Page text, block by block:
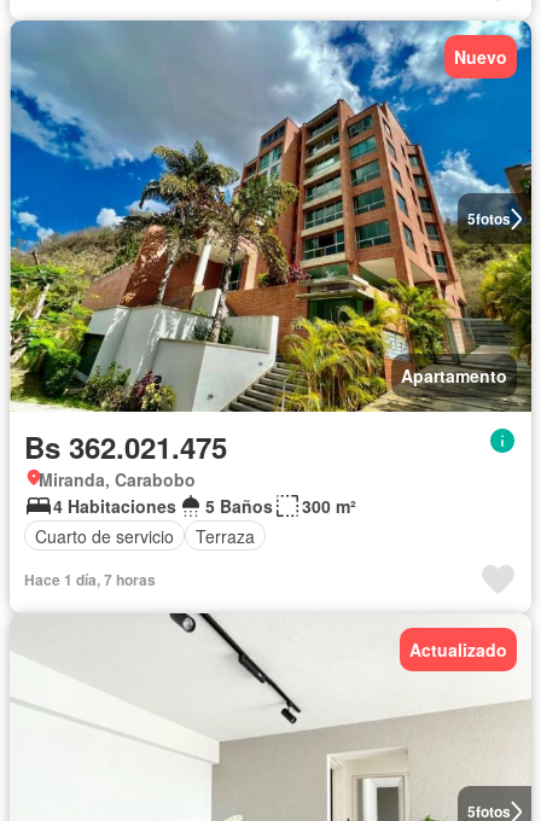
5fotos
Nuevo
Apartamento
Bs 362.021.475
Miranda, Carabobo
4 Habitaciones
5 Baños
300 m²
Cuarto de servicio
Terraza
Hace 1 día, 7 horas
5fotos
Actualizado